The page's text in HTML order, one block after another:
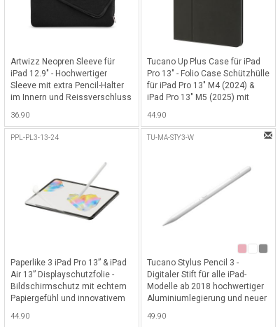
Artwizz Neopren Sleeve für
iPad 12.9" - Hochwertiger
Sleeve mit extra Pencil-Halter
im Innern und Reissverschluss
(2018 - 2025) - Schwarz
36.90
Tucano Up Plus Case für iPad
Pro 13" - Folio Case Schützhülle
für iPad Pro 13" M4 (2024) &
iPad Pro 13" M5 (2025) mit
Standfunktion in
verschiedenen Winkeln -
44.90
PPL-PL3-13-24
Paperlike 3 iPad Pro 13” & iPad
Air 13” Displayschutzfolie -
Bildschirmschutz mit echtem
Papiergefühl und innovativem
44.90
TU-MA-STY3-W
Tucano Stylus Pencil 3 -
Digitaler Stift für alle iPad-
Modelle ab 2018 hochwertiger
Aluminiumlegierung und neuer
49.90